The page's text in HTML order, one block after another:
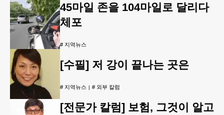
45마일 존을 104마일로 달리다
체포
# 지역뉴스
[수필] 저 강이 끝나는 곳은
# 지역뉴스 # 외부 칼럼
[전문가 칼럼] 보험, 그것이 알고